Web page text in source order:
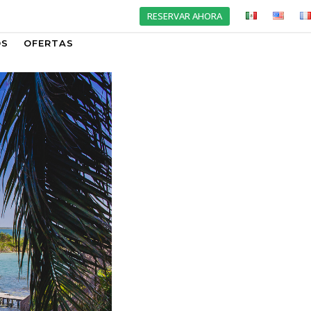
RESERVAR AHORA
OFERTAS